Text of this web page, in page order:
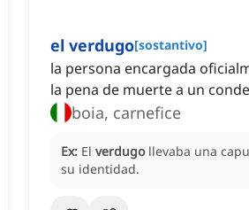
el verdugo[sostantivo]
la persona encargada
la pena de muerte a un
boia, carnefice
Ex: El verdugo llevaba una
su identidad.